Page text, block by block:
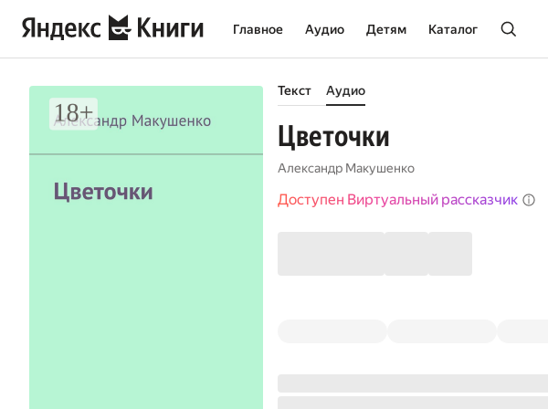
Главное Аудио Детям Каталог
Текст Аудио
Цветочки
Александр Макушенко
Доступен Виртуальный рассказчик